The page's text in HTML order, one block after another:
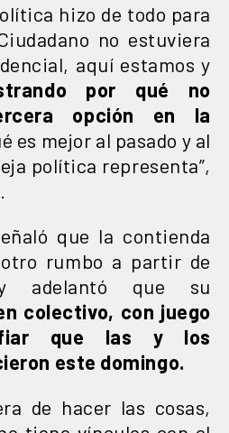
hizo de todo para
no estuviera
aquí estamos y
por qué no
opción en la
es mejor al pasado y al
política representa”,
que la contienda
rumbo a partir de
adelantó que su
colectivo, con juego
que las y los
este domingo.
de hacer las cosas,